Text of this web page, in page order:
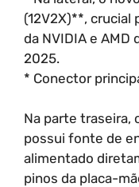
(12V2X)**, crucial
da NVIDIA e AMD
2025.
* Conector
Na parte traseira,
possui fonte de
alimentado
pinos da placa-